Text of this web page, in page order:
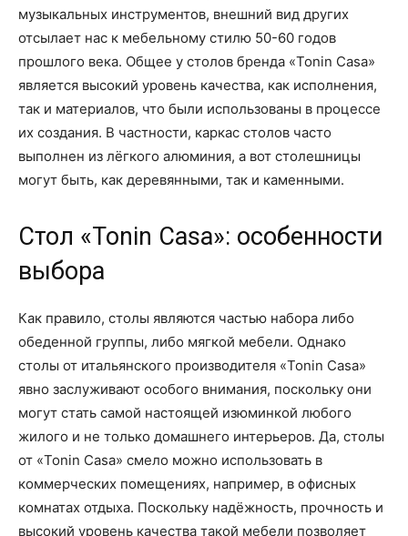
музыкальных инструментов, внешний вид других
отсылает нас к мебельному стилю 50-60 годов
прошлого века. Общее у столов бренда «Tonin Casa»
является высокий уровень качества, как исполнения,
так и материалов, что были использованы в процессе
их создания. В частности, каркас столов часто
выполнен из лёгкого алюминия, а вот столешницы
могут быть, как деревянными, так и каменными.
Стол «Tonin Casa»: особенности
выбора
Как правило, столы являются частью набора либо
обеденной группы, либо мягкой мебели. Однако
столы от итальянского производителя «Tonin Casa»
явно заслуживают особого внимания, поскольку они
могут стать самой настоящей изюминкой любого
жилого и не только домашнего интерьеров. Да, столы
от «Tonin Casa» смело можно использовать в
коммерческих помещениях, например, в офисных
комнатах отдыха. Поскольку надёжность, прочность и
высокий уровень качества такой мебели позволяет